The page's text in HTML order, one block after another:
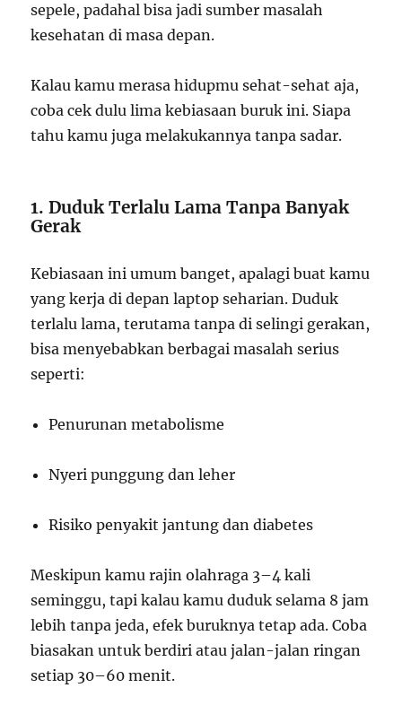
sepele, padahal bisa jadi sumber masalah
kesehatan di masa depan.
Kalau kamu merasa hidupmu sehat-sehat aja,
coba cek dulu lima kebiasaan buruk ini. Siapa
tahu kamu juga melakukannya tanpa sadar.
1. Duduk Terlalu Lama Tanpa Banyak
Gerak
Kebiasaan ini umum banget, apalagi buat kamu
yang kerja di depan laptop seharian. Duduk
terlalu lama, terutama tanpa di selingi gerakan,
bisa menyebabkan berbagai masalah serius
seperti:
Penurunan metabolisme
Nyeri punggung dan leher
Risiko penyakit jantung dan diabetes
Meskipun kamu rajin olahraga 3–4 kali
seminggu, tapi kalau kamu duduk selama 8 jam
lebih tanpa jeda, efek buruknya tetap ada. Coba
biasakan untuk berdiri atau jalan-jalan ringan
setiap 30–60 menit.